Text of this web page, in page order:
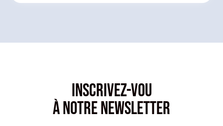
INSCRIVEZ-VOU
À NOTRE NEWSLETTER